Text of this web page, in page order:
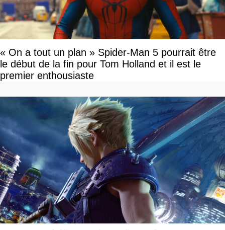
« On a tout un plan » Spider-Man 5 pourrait être
le début de la fin pour Tom Holland et il est le
premier enthousiaste